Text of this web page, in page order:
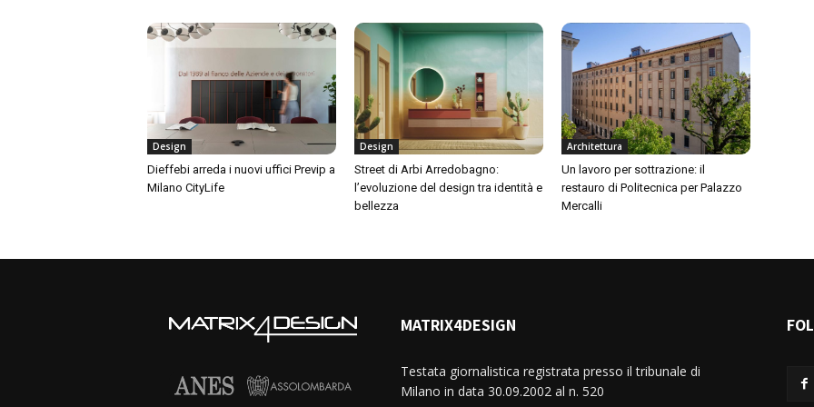
Design
Dieffebi arreda i nuovi uffici Previp a
Milano CityLife
Design
Street di Arbi Arredobagno:
l’evoluzione del design tra identità e
bellezza
Architettura
Un lavoro per sottrazione: il
restauro di Politecnica per Palazzo
Mercalli
MATRIX4DESIGN
Testata giornalistica registrata presso il tribunale di
Milano in data 30.09.2002 al n. 520